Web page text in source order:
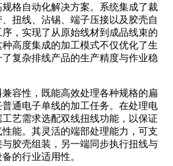
格自动化解决方案。系统集成了裁
扭线、沾锡、端子压接以及胶壳自
，实现了从原始线材到成品线束的
高度集成的加工模式不仅优化了生
复杂排线产品的生产精度与作业稳
容性，既能高效处理各种规格的扁
通电子单线的加工任务。在处理电
艺需求选配双线扭线功能，以保证
能。其灵活的端部处理能力，可支
胶壳组装，另一端同步执行扭线与
的行业适用性。